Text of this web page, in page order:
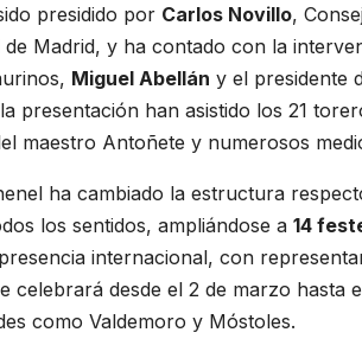
presidido por Carlos Novillo,
de Madrid, y ha contado con la
Miguel Abellán y el presidente
presentación han asistido los 21
maestro Antoñete y numerosos
ha cambiado la estructura
los sentidos, ampliándose a14
internacional, con
celebrará desde el 2 de marzo
como Valdemoro y Móstoles.